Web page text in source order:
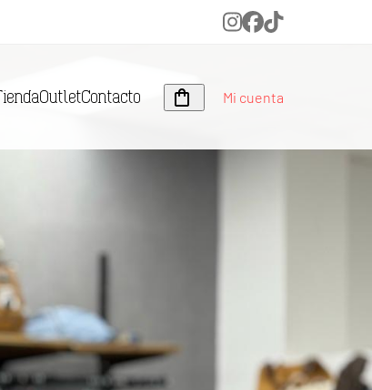
Instagram
Facebook
Tiktok
TiendaOutletContacto Mi cuenta